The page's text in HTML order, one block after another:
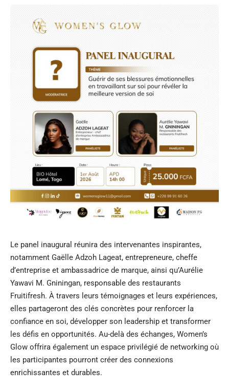
Le panel inaugural réunira des intervenantes inspirantes,
notamment Gaëlle Adzoh Lageat, entrepreneure, cheffe
d’entreprise et ambassadrice de marque, ainsi qu’Aurélie
Yawavi M. Gniningan, responsable des restaurants
Fruitifresh. À travers leurs témoignages et leurs expériences,
elles partageront des clés concrètes pour renforcer la
confiance en soi, développer son leadership et transformer
les défis en opportunités. Au-delà des échanges, Women’s
Glow offrira également un espace privilégié de networking où
les participantes pourront créer des connexions
enrichissantes et durables.